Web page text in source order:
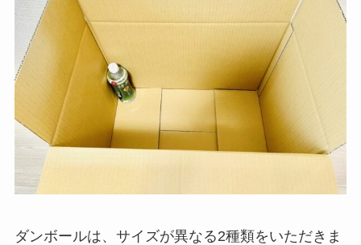
ダンボールは、サイズが異なる2種類をいただきま